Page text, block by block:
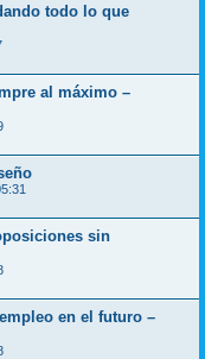
todo lo que
al máximo –
sin
en el futuro –